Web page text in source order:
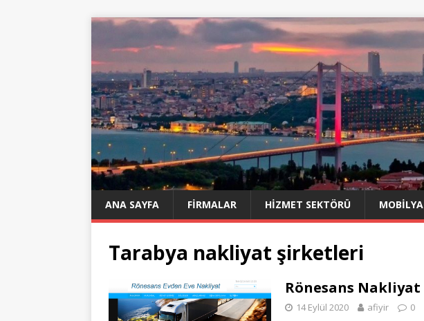
ANA SAYFA FIRMALAR HIZMET SEKTÖRÜ MOBILYA
Tarabya nakliyat şirketleri
Rönesans Nakliyat
14 Eylül 2020 afiyir 0